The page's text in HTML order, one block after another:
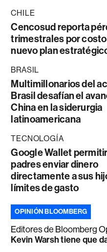
CHILE
Cencosud reporta
trimestrales por
nuevo plan
BRASIL
Multimillonarios del
Brasil desafían el
China en la siderurgia
latinoamericana
TECNOLOGÍA
Google Wallet
padres enviar dinero
directamente a sus
límites de gasto
OPINIÓN BLOOMBERG
Editores de Bloomberg
Kevin Warsh tiene que